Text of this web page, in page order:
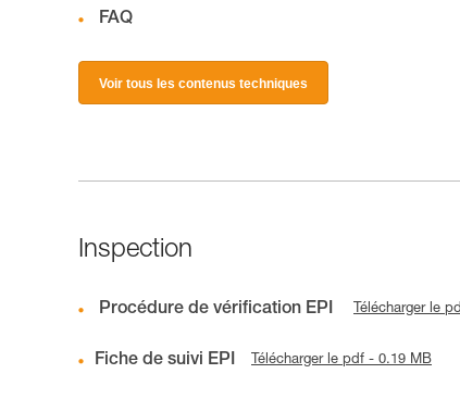
FAQ
Voir tous les contenus techniques
Inspection
Procédure de vérification EPI Télécharger le
Fiche de suivi EPI Télécharger le pdf - 0.19 MB